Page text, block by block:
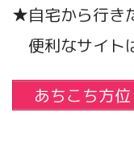
★自宅から行き
便利なサイト
あちこち方位